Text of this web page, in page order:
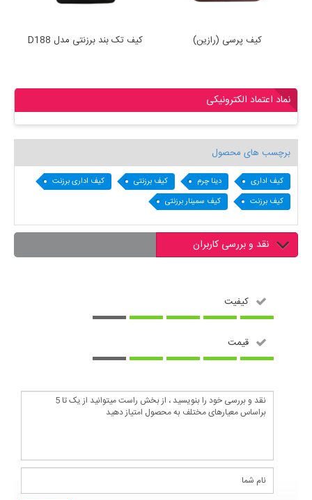
کیف تک بند برزنتی مدل D188 کیف پرسی (رازین)
نماد اعتماد الکترونیکی
برچسب های محصول
کیف اداری دینا چرم کیف برزنتی
کیف اداری برزنت
کیف برزنت
کیف سمینار برزنتی
نقد و بررسی کاربران
کیفیت
قیمت